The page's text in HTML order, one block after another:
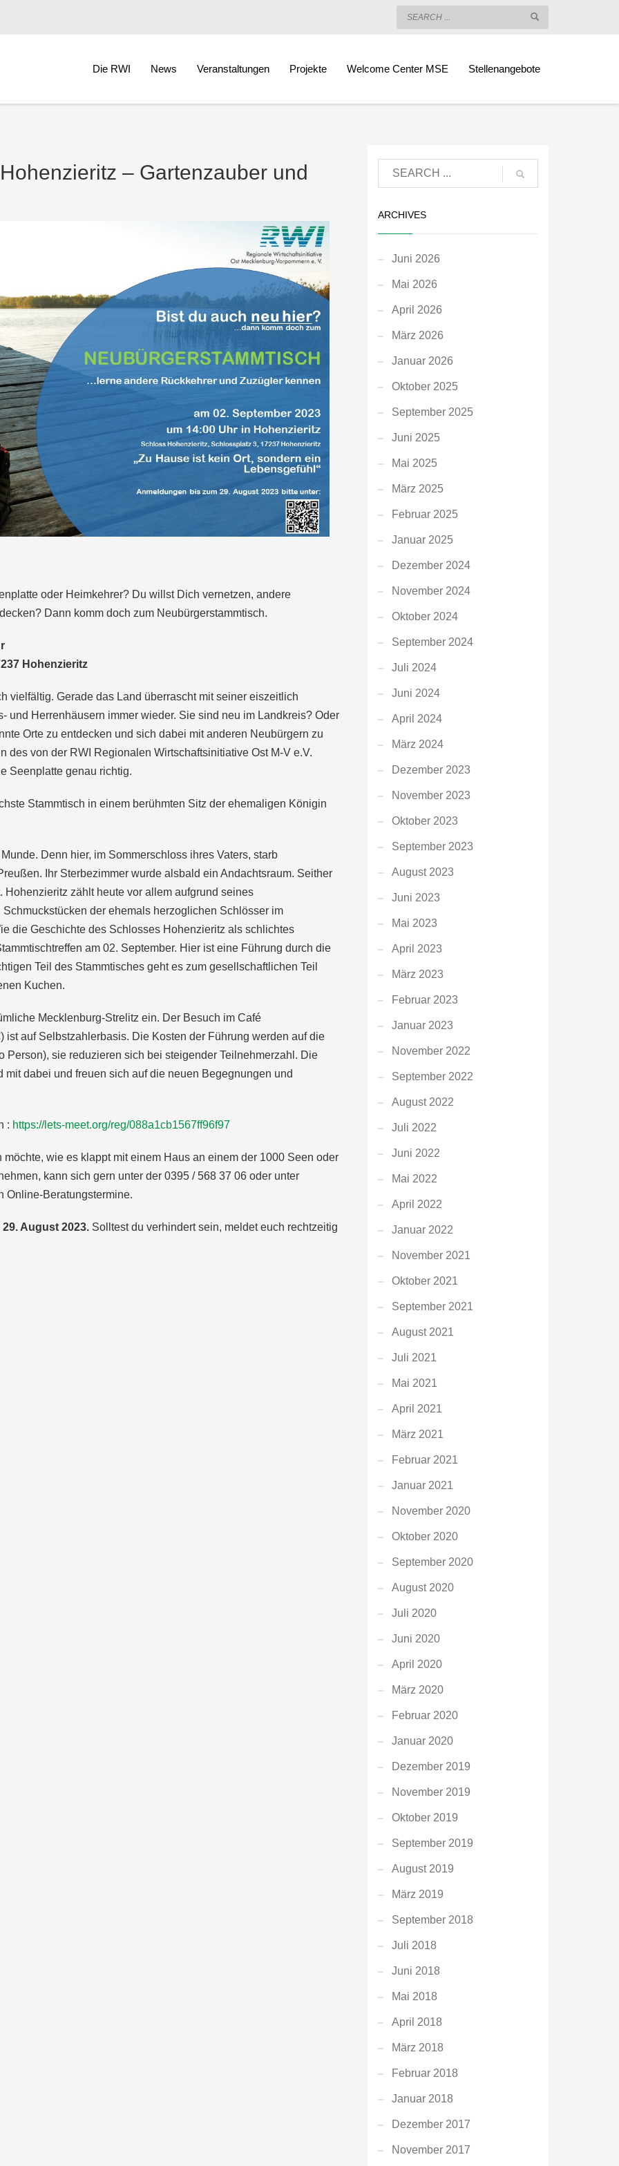
Die RWI News Veranstaltungen Projekte Welcome Center MSE Stellenangebote
– Gartenzauber und
oder Heimkehrer? Du willst Dich vernetzen, andere
Dann komm doch zum Neubürgerstammtisch.
Hohenzieritz
vielfältig. Gerade das Land überrascht mit seiner eiszeitlich
und Herrenhäusern immer wieder. Sie sind neu im Landkreis? Oder
Orte zu entdecken und sich dabei mit anderen Neubürgern zu
des von der RWI Regionalen Wirtschaftsinitiative Ost M-V e.V.
Seenplatte genau richtig.
Stammtisch in einem berühmten Sitz der ehemaligen Königin
Denn hier, im Sommerschloss ihres Vaters, starb
Ihr Sterbezimmer wurde alsbald ein Andachtsraum. Seither
zählt heute vor allem aufgrund seines
der ehemals herzoglichen Schlösser im
die Geschichte des Schlosses Hohenzieritz als schlichtes
am 02. September. Hier ist eine Führung durch die
Teil des Stammtisches geht es zum gesellschaftlichen Teil
Kuchen.
Mecklenburg-Strelitz ein. Der Besuch im Café
auf Selbstzahlerbasis. Die Kosten der Führung werden auf die
Person), sie reduzieren sich bei steigender Teilnehmerzahl. Die
dabei und freuen sich auf die neuen Begegnungen und
: https://lets-meet.org/reg/088a1cb1567ff96f97
wie es klappt mit einem Haus an einem der 1000 Seen oder
kann sich gern unter der 0395 / 568 37 06 oder unter
Online-Beratungstermine.
29. August 2023. Solltest du verhindert sein, meldet euch rechtzeitig
ARCHIVES
Juni 2026
Mai 2026
April 2026
März 2026
Januar 2026
Oktober 2025
September 2025
Juni 2025
Mai 2025
März 2025
Februar 2025
Januar 2025
Dezember 2024
November 2024
Oktober 2024
September 2024
Juli 2024
Juni 2024
April 2024
März 2024
Dezember 2023
November 2023
Oktober 2023
September 2023
August 2023
Juni 2023
Mai 2023
April 2023
März 2023
Februar 2023
Januar 2023
November 2022
September 2022
August 2022
Juli 2022
Juni 2022
Mai 2022
April 2022
Januar 2022
November 2021
Oktober 2021
September 2021
August 2021
Juli 2021
Mai 2021
April 2021
März 2021
Februar 2021
Januar 2021
November 2020
Oktober 2020
September 2020
August 2020
Juli 2020
Juni 2020
April 2020
März 2020
Februar 2020
Januar 2020
Dezember 2019
November 2019
Oktober 2019
September 2019
August 2019
März 2019
September 2018
Juli 2018
Juni 2018
Mai 2018
April 2018
März 2018
Februar 2018
Januar 2018
Dezember 2017
November 2017